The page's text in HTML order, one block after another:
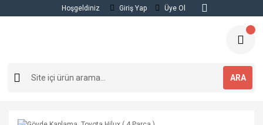
Hoşgeldiniz Giriş Yap Üye Ol
ARA